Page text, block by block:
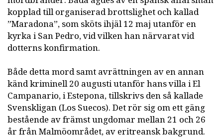
kopplad till organiserad brottslighet och kallad
”Maradona”, som sköts ihjäl 12 maj utanför en
kyrka i San Pedro, vid vilken han närvarat vid
dotterns konfirmation.
Både detta mord samt avrättningen av en annan
känd kriminell 20 augusti utanför hans villa i El
Campanario, i Estepona, tillskrivs den så kallade
Svenskligan (Los Suecos). Det rör sig om ett gäng
bestående av främst ungdomar mellan 21 och 26
år från Malmöområdet, av eritreansk bakgrund.